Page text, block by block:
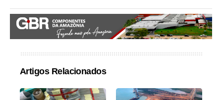
Artigos Relacionados